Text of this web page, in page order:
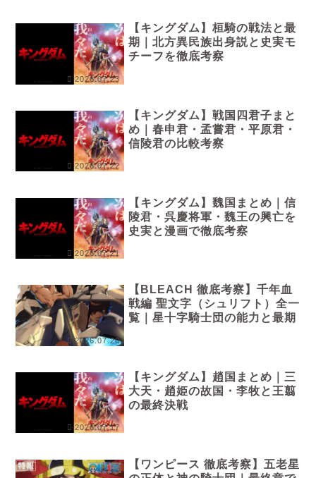
2026.07.23
【キングダム】桓騎の戦法と最
期｜北方異民族出身説と史実モ
チーフを徹底考察
2026.07.22
【キングダム】戦国四君子まと
め｜春申君・孟嘗君・平原君・
信陵君の比較考察
2026.07.21
【キングダム】魏国まとめ｜信
陵君・呉慶将軍・魏王の興亡を
史実と漫画で徹底考察
2026.07.20
【BLEACH 徹底考察】千年血
戦編 聖文字（シュリフト）全一
覧｜星十字騎士団の能力と最期
2026.07.17
【キングダム】趙国まとめ｜三
大天・趙姫の故国・李牧と王翦
の最終決戦
【ワンピース 徹底考察】五老星